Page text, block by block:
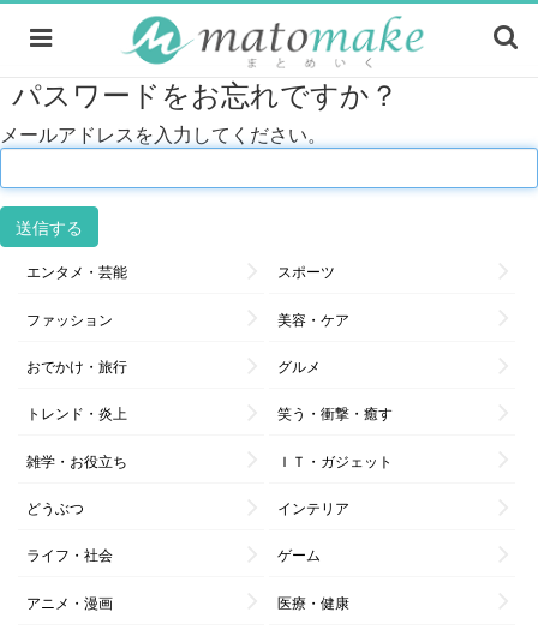
パスワードをお忘れですか？
メールアドレスを入力してください。
エンタメ・芸能 スポーツ
ファッション 美容・ケア
おでかけ・旅行 グルメ
トレンド・炎上 笑う・衝撃・癒す
雑学・お役立ち ＩＴ・ガジェット
どうぶつ インテリア
ライフ・社会 ゲーム
アニメ・漫画 医療・健康